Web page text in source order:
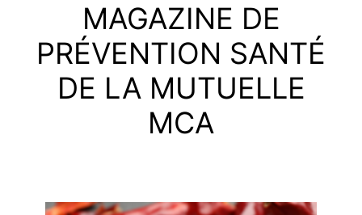
MAGAZINE DE
PRÉVENTION SANTÉ
DE LA MUTUELLE
MCA